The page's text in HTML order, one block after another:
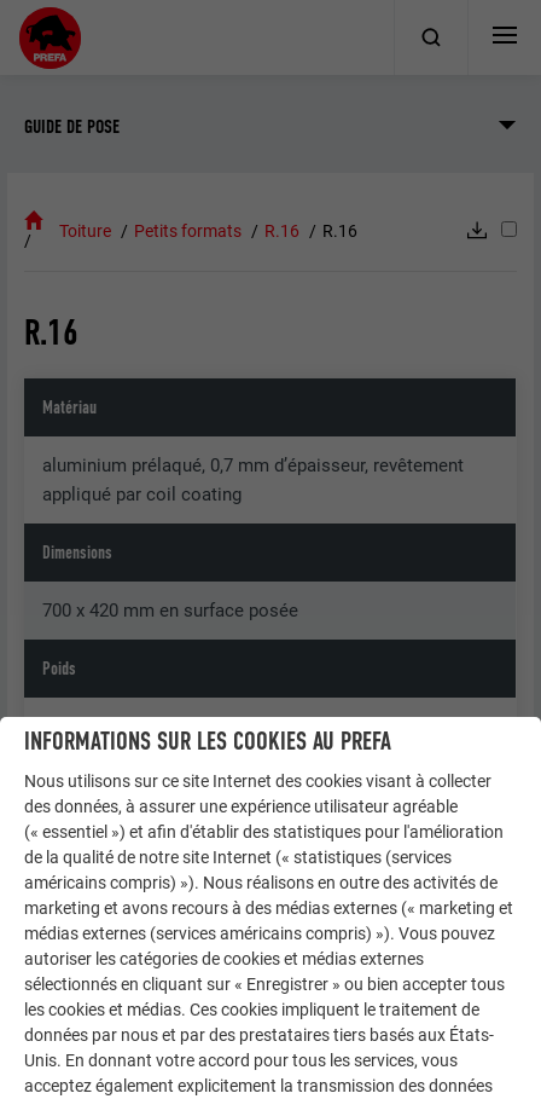
GUIDE DE POSE
Toiture Petits formats R.16 R.16
R.16
Matériau
aluminium prélaqué, 0,7 mm d’épaisseur, revêtement
appliqué par coil coating
Dimensions
700 x 420 mm en surface posée
Poids
1 m² = ca. 2,5 kg = 3,4 pcs.
Pente de toit
À partir de 17° = env. 31%
Sous-construction et couche de séparation
Voir chapitre « Informations générales », couche de
séparation bitumineuse requise jusqu’à 25° de pente de
toit.
Fixation de base
INFORMATIONS SUR LES COOKIES AU PREFA
Nous utilisons sur ce site Internet des cookies visant à collecter
des données, à assurer une expérience utilisateur agréable
(« essentiel ») et afin d'établir des statistiques pour l'amélioration
de la qualité de notre site Internet (« statistiques (services
américains compris) »). Nous réalisons en outre des activités de
marketing et avons recours à des médias externes (« marketing et
médias externes (services américains compris) »). Vous pouvez
autoriser les catégories de cookies et médias externes
sélectionnés en cliquant sur « Enregistrer » ou bien accepter tous
les cookies et médias. Ces cookies impliquent le traitement de
données par nous et par des prestataires tiers basés aux États-
Unis. En donnant votre accord pour tous les services, vous
acceptez également explicitement la transmission des données